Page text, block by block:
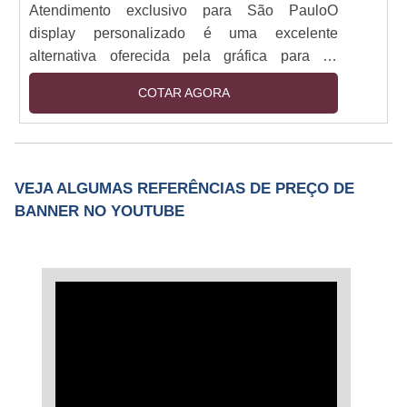
Atendimento exclusivo para São PauloO
display personalizado é uma excelente
alternativa oferecida pela gráfica para os
clientes que desejam promover, divulgar
produtos e lançar novas tendências de suas
marcas através do display. Nesse serviço a
gráfica irá realizar toda a comunicação visual
desenvolver uma arte nova, única e moderna
ou conformar a arte com o projeto artístico do
COTAR AGORA
VEJA ALGUMAS REFERÊNCIAS DE PREÇO DE
BANNER NO YOUTUBE